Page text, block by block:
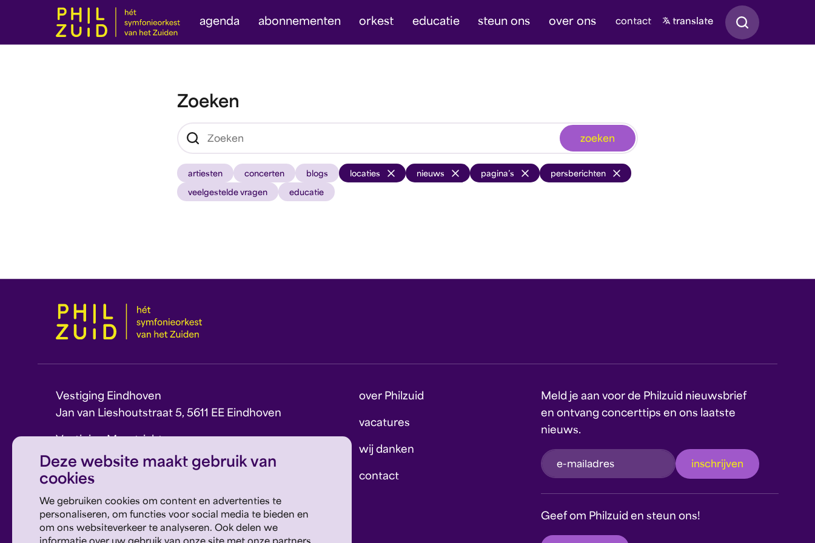
Deze website maakt gebruik van
cookies
We gebruiken cookies om content en advertenties te
personaliseren, om functies voor social media te bieden en
om ons websiteverkeer te analyseren. Ook delen we
agenda abonnementen orkest educatie steun ons over ons contact translate
Zoeken
Zoeken
zoeken
artiesten concerten blogs locaties nieuws pagina’s persberichten
veelgestelde vragen educatie
Vestiging Eindhoven
Jan van Lieshoutstraat 5, 5611 EE Eindhoven
Sint Theresiaplein 11, 6213 CG Maastricht
E: info@philzuid.nl
T: 088 1660 700
over Philzuid
vacatures
wij danken
contact
Meld je aan voor de Philzuid nieuwsbrief
en ontvang concerttips en ons laatste
nieuws.
inschrijven
Dit formulier wordt beschermd door reCAPTCHA
en Google'sPrivacyverklaring
Geef om Philzuid en steun ons!